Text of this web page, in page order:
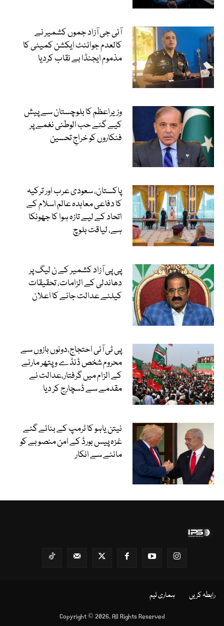
آئی جی آزاد جموں کشمیر نے
کالعدم جوائنٹ ایکشن کمیٹی کا
مذموم ایجنڈا بے نقاب کردیا
وزیراعظم کا بلوچستان سے پیش
کیے گئے حب الوطنی نغمے پر
فنکاروں کو خراجِ تحسین
پاکستان، سعودی عرب اور ترکیہ
کا دفاعی معاہدہ عالم اسلام کے
اتحاد کے لیے تازہ ہوا کا جھونکا
ہے، لیاقت بلوچ
پی پی آزاد کشمیر کے ن لیگ پر
دھاندلی کے الزامات، تحقیقات
کیلئے عدالت جانے کا اعلان
پی ٹی آئی احتجاج،دونوں بازوں سے
محروم شخص ڈنڈے و پتھر مارنے
کے الزام میں گرفتار،عدالت نے
مقدمے سے ڈسچارج کر دیا
نیتن یاہو کا ٹرمپ کے بنائے گئے
غزہ پیس بورڈ کے امن منصوبے کو
ماننے سے انکار
Copyright © 2026, All Rights Reserved
رابطہ کریں ہماری ٹیم